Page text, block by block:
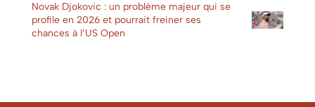
Novak Djokovic : un problème majeur qui se
profile en 2026 et pourrait freiner ses
chances à l’US Open